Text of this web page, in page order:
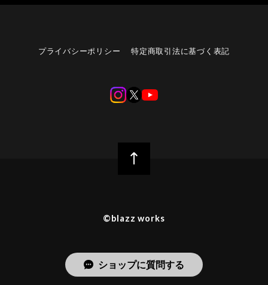
プライバシーポリシー 特定商取引法に基づく表記
©︎blazz works
ショップに質問する